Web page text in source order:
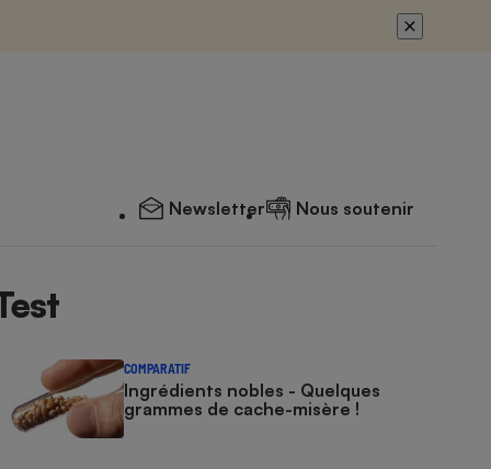
Newsletter Nous soutenir
COMPARATIF
Ingrédients nobles - Quelques
grammes de cache-misère !